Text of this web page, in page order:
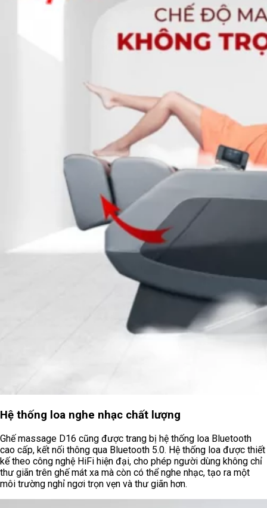
Hệ thống loa nghe nhạc chất lượng
Ghế massage D16 cũng được trang bị hệ thống loa Bluetooth
cao cấp, kết nối thông qua Bluetooth 5.0. Hệ thống loa được thiết
kế theo công nghệ HiFi hiện đại, cho phép người dùng không chỉ
thư giãn trên ghế mát xa mà còn có thể nghe nhạc, tạo ra một
môi trường nghỉ ngơi trọn vẹn và thư giãn hơn.